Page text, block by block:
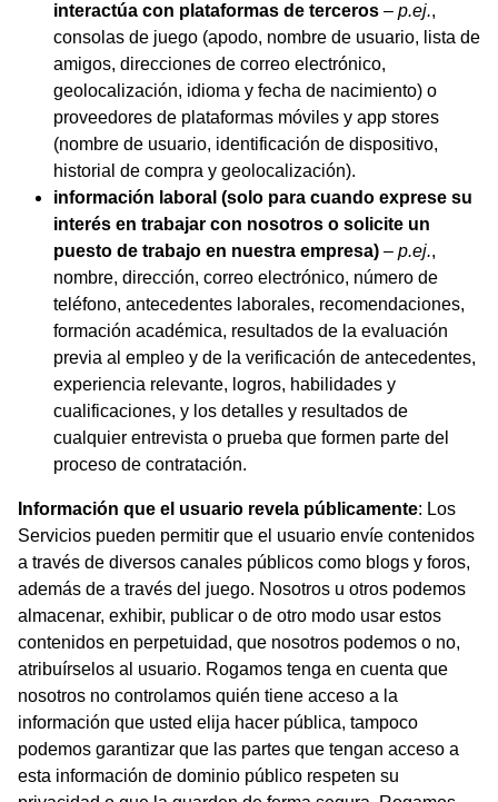
interactúa con plataformas de terceros – p.ej.,
consolas de juego (apodo, nombre de usuario, lista de
amigos, direcciones de correo electrónico,
geolocalización, idioma y fecha de nacimiento) o
proveedores de plataformas móviles y app stores
(nombre de usuario, identificación de dispositivo,
historial de compra y geolocalización).
información laboral (solo para cuando exprese su
interés en trabajar con nosotros o solicite un
puesto de trabajo en nuestra empresa) – p.ej.,
nombre, dirección, correo electrónico, número de
teléfono, antecedentes laborales, recomendaciones,
formación académica, resultados de la evaluación
previa al empleo y de la verificación de antecedentes,
experiencia relevante, logros, habilidades y
cualificaciones, y los detalles y resultados de
cualquier entrevista o prueba que formen parte del
proceso de contratación.
Información que el usuario revela públicamente: Los
Servicios pueden permitir que el usuario envíe contenidos
a través de diversos canales públicos como blogs y foros,
además de a través del juego. Nosotros u otros podemos
almacenar, exhibir, publicar o de otro modo usar estos
contenidos en perpetuidad, que nosotros podemos o no,
atribuírselos al usuario. Rogamos tenga en cuenta que
nosotros no controlamos quién tiene acceso a la
información que usted elija hacer pública, tampoco
podemos garantizar que las partes que tengan acceso a
esta información de dominio público respeten su